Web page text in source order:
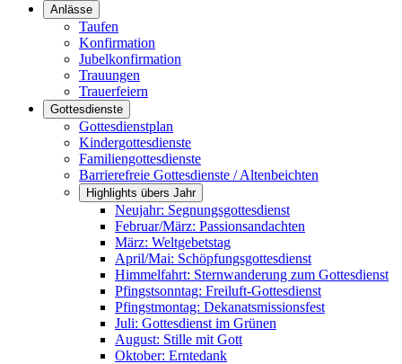
Anlässe
Taufen
Konfirmation
Jubelkonfirmation
Trauungen
Trauerfeiern
Gottesdienste
Gottesdienstplan
Kindergottesdienste
Familiengottesdienste
Barrierefreie Gottesdienste / Altenbeichten
Highlights übers Jahr
Neujahr: Segnungsgottesdienst
Februar/März: Passionsandachten
März: Weltgebetstag
April/Mai: Schöpfungsgottes­dienst
Himmelfahrt: Sternwanderung zum Gottesdienst
Pfingstsonntag: Freiluft-Gottesdienst
Pfingstmontag: Dekanatsmissionsfest
Juli: Gottesdienst im Grünen
August: Stille mit Gott
Oktober: Erntedank